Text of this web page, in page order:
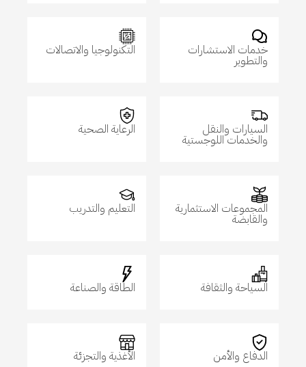
خدمات الاستشارات
والتطوير
التكنولوجيا والاتصالات
السيارات والنقل
والخدمات اللوجستية
الرعاية الصحية
المجموعات الاستثمارية
والقابضة
التعليم والتدريب
السياحة والثقافة الطاقة والصناعة
الدفاع والأمن الأغذية والتجزئة